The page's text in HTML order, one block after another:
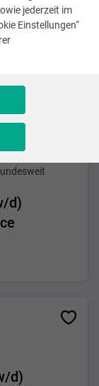
d)
d)
jederzeit im
Einstellungen“